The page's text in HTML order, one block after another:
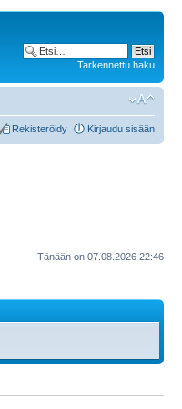
Tarkennettu haku
Rekisteröidy Kirjaudu sisään
Tänään on 07.08.2026 22:46